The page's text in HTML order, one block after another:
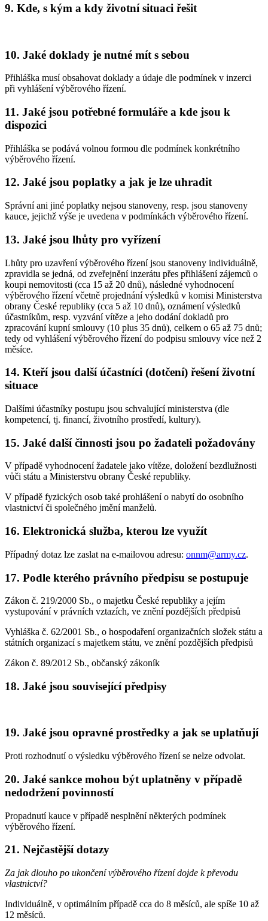
9. Kde, s kým a kdy životní situaci řešit
10. Jaké doklady je nutné mít s sebou
Přihláška musí obsahovat doklady a údaje dle podmínek v inzerci
při vyhlášení výběrového řízení.
11. Jaké jsou potřebné formuláře a kde jsou k
dispozici
Přihláška se podává volnou formou dle podmínek konkrétního
výběrového řízení.
12. Jaké jsou poplatky a jak je lze uhradit
Správní ani jiné poplatky nejsou stanoveny, resp. jsou stanoveny
kauce, jejichž výše je uvedena v podmínkách výběrového řízení.
13. Jaké jsou lhůty pro vyřízení
Lhůty pro uzavření výběrového řízení jsou stanoveny individuálně,
zpravidla se jedná, od zveřejnění inzerátu přes přihlášení zájemců o
koupi nemovitosti (cca 15 až 20 dnů), následné vyhodnocení
výběrového řízení včetně projednání výsledků v komisi Ministerstva
obrany České republiky (cca 5 až 10 dnů), oznámení výsledků
účastníkům, resp. vyzvání vítěze a jeho dodání dokladů pro
zpracování kupní smlouvy (10 plus 35 dnů), celkem o 65 až 75 dnů;
tedy od vyhlášení výběrového řízení do podpisu smlouvy více než 2
měsíce.
14. Kteří jsou další účastníci (dotčení) řešení životní
situace
Dalšími účastníky postupu jsou schvalující ministerstva (dle
kompetencí, tj. financí, životního prostředí, kultury).
15. Jaké další činnosti jsou po žadateli požadovány
V případě vyhodnocení žadatele jako vítěze, doložení bezdlužnosti
vůči státu a Ministerstvu obrany České republiky.
V případě fyzických osob také prohlášení o nabytí do osobního
vlastnictví či společného jmění manželů.
16. Elektronická služba, kterou lze využít
Případný dotaz lze zaslat na e-mailovou adresu: onnm@army.cz.
17. Podle kterého právního předpisu se postupuje
Zákon č. 219/2000 Sb., o majetku České republiky a jejím
vystupování v právních vztazích, ve znění pozdějších předpisů
Vyhláška č. 62/2001 Sb., o hospodaření organizačních složek státu a
státních organizací s majetkem státu, ve znění pozdějších předpisů
Zákon č. 89/2012 Sb., občanský zákoník
18. Jaké jsou související předpisy
19. Jaké jsou opravné prostředky a jak se uplatňují
Proti rozhodnutí o výsledku výběrového řízení se nelze odvolat.
20. Jaké sankce mohou být uplatněny v případě
nedodržení povinností
Propadnutí kauce v případě nesplnění některých podmínek
výběrového řízení.
21. Nejčastější dotazy
Za jak dlouho po ukončení výběrového řízení dojde k převodu
vlastnictví?
Individuálně, v optimálním případě cca do 8 měsíců, ale spíše 10 až
12 měsíců.